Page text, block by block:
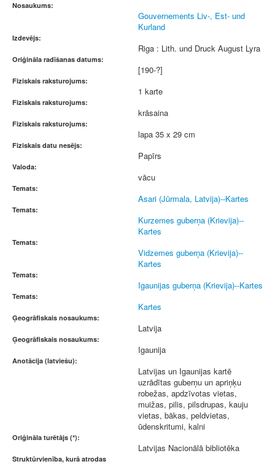
Nosaukums:
Gouvernements Liv-, Est- und
Kurland
Izdevējs:
Riga : Lith. und Druck August Lyra
Oriģināla radīšanas datums:
[190-?]
Fiziskais raksturojums:
1 karte
Fiziskais raksturojums:
krāsaina
Fiziskais raksturojums:
lapa 35 x 29 cm
Fiziskais datu nesējs:
Papīrs
Valoda:
vācu
Temats:
Asari (Jūrmala, Latvija)--Kartes
Temats:
Kurzemes guberņa (Krievija)--
Kartes
Temats:
Vidzemes guberņa (Krievija)--
Kartes
Temats:
Igaunijas guberņa (Krievija)--Kartes
Temats:
Kartes
Ģeogrāfiskais nosaukums:
Latvija
Ģeogrāfiskais nosaukums:
Igaunija
Anotācija (latviešu):
Latvijas un Igaunijas kartē
uzrādītas guberņu un apriņķu
robežas, apdzīvotas vietas,
muižas, pilis, pilsdrupas, kauju
vietas, bākas, peldvietas,
ūdenskritumi, kalni
Oriģināla turētājs (*):
Latvijas Nacionālā bibliotēka
Struktūrvienība, kurā atrodas